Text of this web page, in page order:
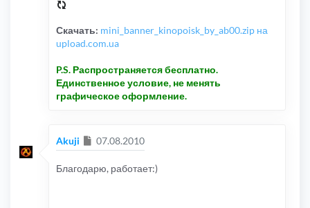
Скачать: mini_banner_kinopoisk_by_ab00.zip на
upload.com.ua
P.S. Распространяется бесплатно.
Единственное условие, не менять
графическое оформление.
Akuji Сообщение
07.08.2010
Благодарю, работает:)